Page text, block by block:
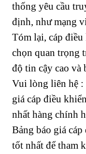
thống yêu cầu
định, như mạng
Tóm lại, cáp
chọn quan trọng
độ tin cậy cao và
Vui lòng liên hệ :
giá cáp điều
nhất hàng chính
Bảng báo giá
tốt nhất để tham